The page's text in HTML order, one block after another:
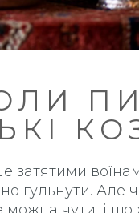
затятими
гульнути. Але
можна чути, і